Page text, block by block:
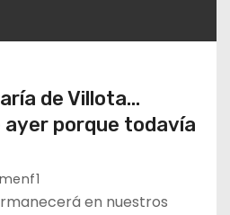
de Villota…
porque todavía
en nuestros